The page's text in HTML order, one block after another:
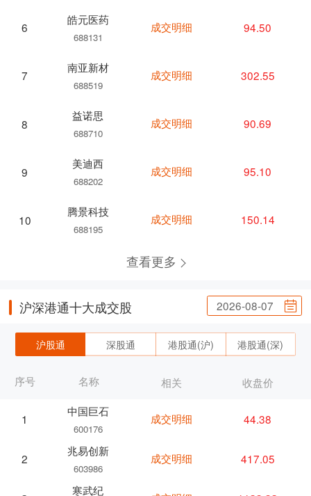
6
皓元医药
688131
7
南亚新材
688519
8
益诺思
688710
9
美迪西
688202
10
腾景科技
688195
成交明细 94.50
成交明细 302.55
成交明细 90.69
成交明细 95.10
成交明细 150.14
查看更多
沪深港通十大成交股 2026-08-07
沪股通 深股通 港股通(沪) 港股通(深)
序号 名称
1
中国巨石
600176
2
兆易创新
603986
寒武纪
相关 收盘价
成交明细 44.38
成交明细 417.05